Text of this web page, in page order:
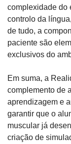
complexidade do
controlo da
de tudo, a
paciente são
exclusivos do
Em suma, a
complemento de
aprendizagem e
garantir que o
muscular já
criação de